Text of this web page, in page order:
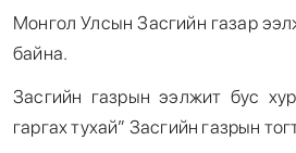
Монгол Улсын Засгийн газар
байна.
Засгийн газрын ээлжит бус
гаргах тухай” Засгийн газрын